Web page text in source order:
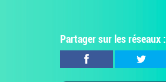
Partager sur les réseaux :